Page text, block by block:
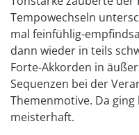
Tempowechseln
mal feinfühlig-
dann wieder in teils
Forte-Akkorden in
Sequenzen bei der
Themenmotive. Da
meisterhaft.